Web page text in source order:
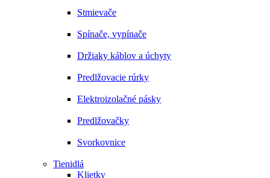
Stmievače
Spínače, vypínače
Držiaky káblov a úchyty
Predlžovacie rúrky
Elektroizolačné pásky
Predlžovačky
Svorkovnice
Tienidlá
Klietky